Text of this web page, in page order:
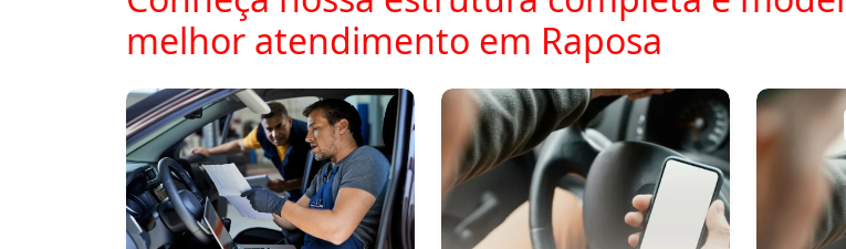
melhor atendimento em Raposa